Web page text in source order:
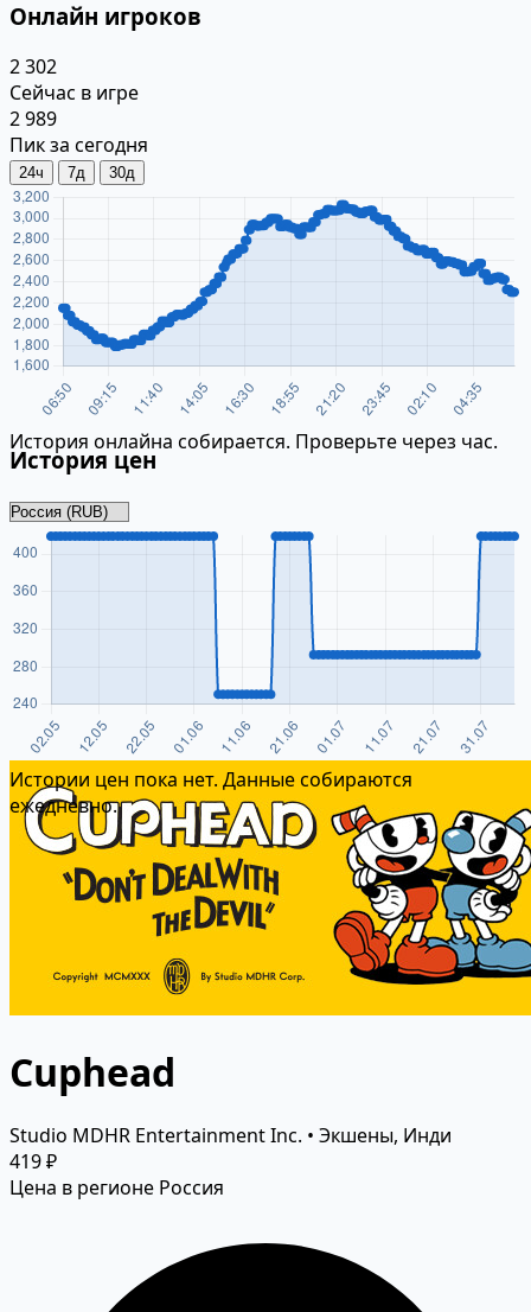
Онлайн игроков
2 302
Сейчас в игре
2 989
Пик за сегодня
24ч 7д 30д
История онлайна собирается. Проверьте через час.
История цен
Истории цен пока нет. Данные собираются
ежедневно.
Cuphead
Studio MDHR Entertainment Inc. • Экшены, Инди
419 ₽
Цена в регионе Россия